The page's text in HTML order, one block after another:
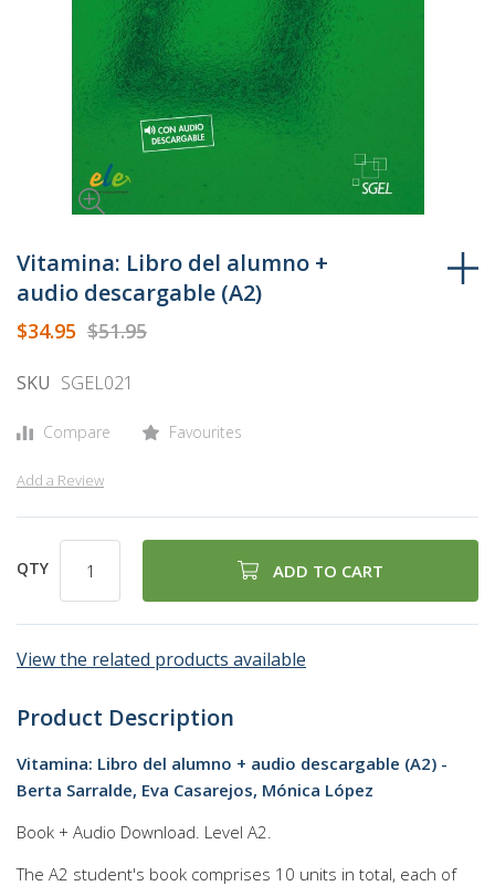
to
beginning
of
images
Vitamina: Libro del alumno +
audio descargable (A2)
$34.95 $51.95
SKU SGEL021
Compare Favourites
Add a Review
QTY ADD TO CART
View the related products available
Product Description
Vitamina: Libro del alumno + audio descargable (A2) -
Berta Sarralde, Eva Casarejos, Mónica López
Book + Audio Download. Level A2.
The A2 student's book comprises 10 units in total, each of